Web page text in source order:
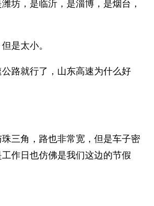
坊，是临沂，是淄博，是烟台，
是太小。
路就行了，山东高速为什么好
三角，路也非常宽，但是车子密
作日也仿佛是我们这边的节假